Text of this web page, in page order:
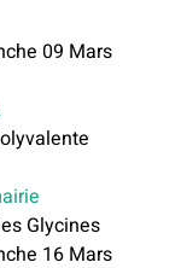
09 Mars
Glycines
16 Mars